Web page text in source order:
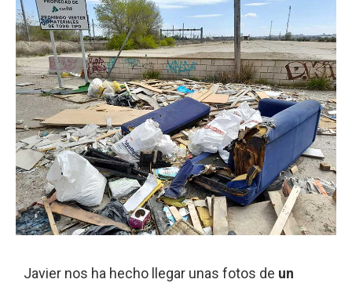
Javier nos ha hecho llegar unas fotos de un